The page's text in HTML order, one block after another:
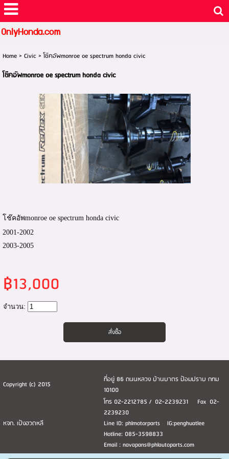
OnlyHonda.com
Home> Civic >โช๊คอัพmonroe oe spectrum honda civic
โช๊คอัพmonroe oe spectrum honda civic
โช๊คอัพmonroe oe spectrum honda civic
2001-2002
2003-2005
฿13,000
จำนวน:
Copyright (c) 2015
ที่อยู่ 86 ถนนหลวง บ้านบาตร ป้อมปราบ กทม
10100
หจก. เป้งฮวดหลี
โทร 02-2212785 / 02-2239231 Fax 02-
2239230
Line ID: phlmotorparts IG:penghuatlee
Hotline: 085-3598833
Email : navapans@phlautoparts.com